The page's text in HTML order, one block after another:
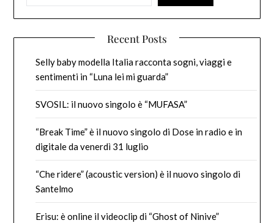
Recent Posts
Selly baby modella Italia racconta sogni, viaggi e
sentimenti in “Luna lei mi guarda”
SVOSIL: il nuovo singolo è “MUFASA”
“Break Time” è il nuovo singolo di Dose in radio e in
digitale da venerdì 31 luglio
“Che ridere” (acoustic version) è il nuovo singolo di
Santelmo
Erisu: è online il videoclip di “Ghost of Ninive”